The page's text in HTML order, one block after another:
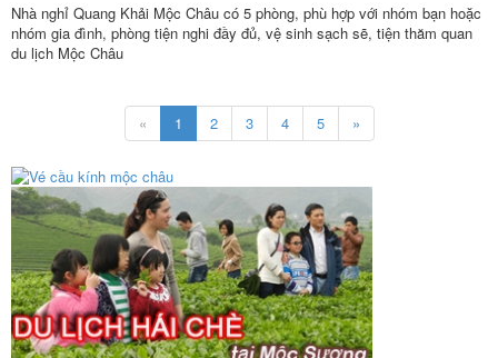
Nhà nghỉ Quang Khải Mộc Châu có 5 phòng, phù hợp với nhóm bạn hoặc
nhóm gia đình, phòng tiện nghi đầy đủ, vệ sinh sạch sẽ, tiện thăm quan
du lịch Mộc Châu
« 1 2 3 4 5 »